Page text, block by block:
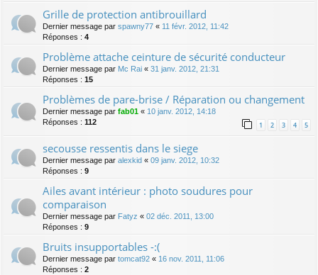
Grille de protection antibrouillard
Dernier message par spawny77 « 11 févr. 2012, 11:42
Réponses : 4
Problème attache ceinture de sécurité conducteur
Dernier message par Mc Rai « 31 janv. 2012, 21:31
Réponses : 15
Problèmes de pare-brise / Réparation ou changement
Dernier message par fab01 « 10 janv. 2012, 14:18
Réponses : 112 1 2 3 4 5
secousse ressentis dans le siege
Dernier message par alexkid « 09 janv. 2012, 10:32
Réponses : 9
Ailes avant intérieur : photo soudures pour
comparaison
Dernier message par Fatyz « 02 déc. 2011, 13:00
Réponses : 9
Bruits insupportables -:(
Dernier message par tomcat92 « 16 nov. 2011, 11:06
Réponses : 2